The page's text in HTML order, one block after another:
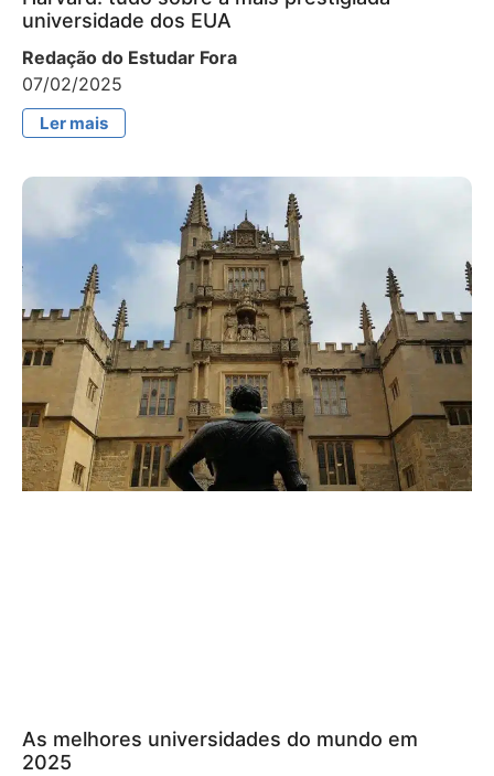
universidade dos EUA
Redação do Estudar Fora
07/02/2025
Ler mais
As melhores universidades do mundo em
2025